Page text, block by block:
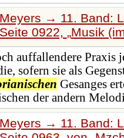
Meyers → 11. Band:
Seite 0922,
Musik
auffallendere Praxis
sofern sie als
Gesanges
der andern
Meyers → 11. Band: